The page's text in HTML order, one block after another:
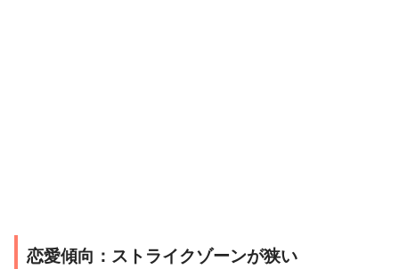
恋愛傾向：ストライクゾーンが狭い